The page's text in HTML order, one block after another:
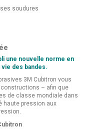
soudures
une nouvelle norme en
des bandes.
3M Cubitron vous
– afin que
de classe mondiale dans
haute pression aux